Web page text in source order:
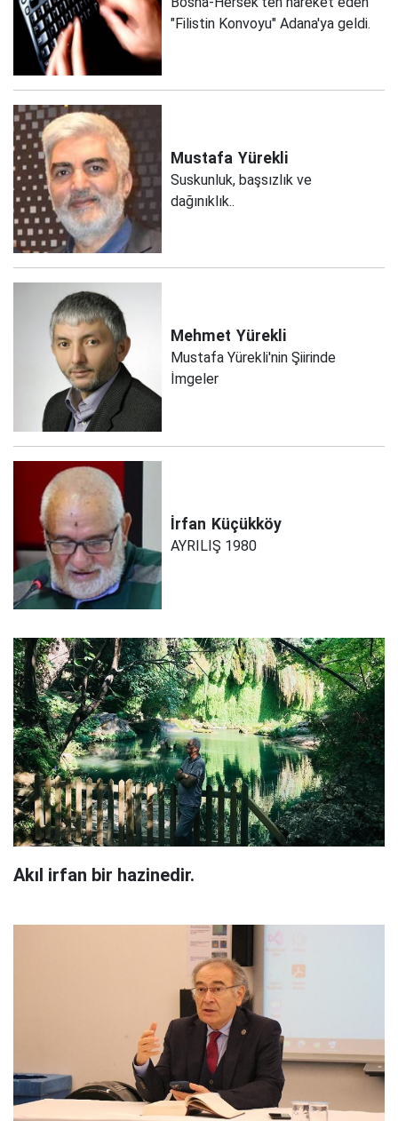
"Filistin Konvoyu" Adana'ya geldi.
Mustafa Yürekli
Suskunluk, başsızlık ve
dağınıklık..
Mehmet Yürekli
Mustafa Yürekli'nin Şiirinde
İmgeler
İrfan Küçükköy
AYRILIŞ 1980
Akıl irfan bir hazinedir.